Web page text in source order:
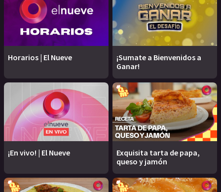
Horarios | El Nueve
¡Sumate a Bienvenidos a
Ganar!
¡En vivo! | El Nueve
Exquisita tarta de papa,
queso y jamón